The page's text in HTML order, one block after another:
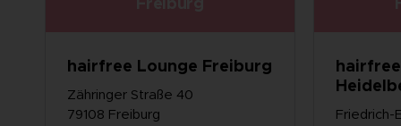
hairfree Lounge Freiburg
Zähringer Straße 40
79108 Freiburg
Friedrich-